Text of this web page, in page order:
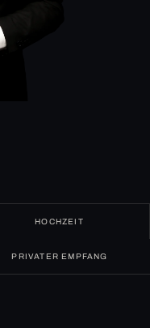
HOCHZEIT
PRIVATER EMPFANG